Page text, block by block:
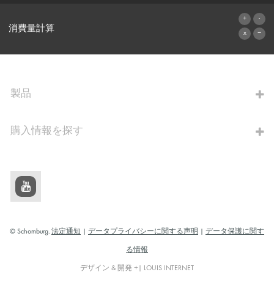
消費量計算
製品
購入情報を探す
© Schomburg. 法定通知 データプライバシーに関する声明 データ保護に関す
る情報
デザイン & 開発 +| LOUIS INTERNET